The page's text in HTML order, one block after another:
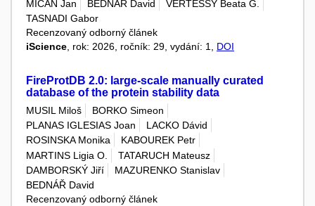
MIČAN Jan
BEDNÁŘ David
VERTESSY Beata G.
TASNADI Gabor
Recenzovaný odborný článek
iScience, rok: 2026, ročník: 29, vydání: 1, DOI
FireProtDB 2.0: large-scale manually curated
database of the protein stability data
MUSIL Miloš
BORKO Simeon
PLANAS IGLESIAS Joan
LACKO Dávid
ROSINSKA Monika
KABOUREK Petr
MARTINS Ligia O.
TATARUCH Mateusz
DAMBORSKÝ Jiří
MAZURENKO Stanislav
BEDNÁŘ David
Recenzovaný odborný článek